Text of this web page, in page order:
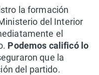
la formación
del Interior
el
Podemos calificó lo
que la
del partido.